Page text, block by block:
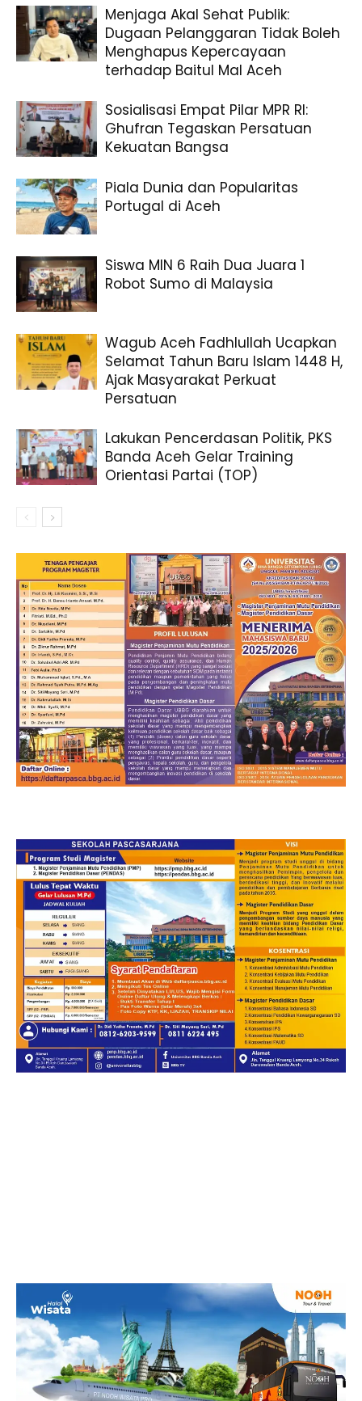
Menjaga Akal Sehat Publik:
Dugaan Pelanggaran Tidak Boleh
Menghapus Kepercayaan
terhadap Baitul Mal Aceh
Sosialisasi Empat Pilar MPR RI:
Ghufran Tegaskan Persatuan
Kekuatan Bangsa
Piala Dunia dan Popularitas
Portugal di Aceh
Siswa MIN 6 Raih Dua Juara 1
Robot Sumo di Malaysia
Wagub Aceh Fadhlullah Ucapkan
Selamat Tahun Baru Islam 1448 H,
Ajak Masyarakat Perkuat
Persatuan
Lakukan Pencerdasan Politik, PKS
Banda Aceh Gelar Training
Orientasi Partai (TOP)